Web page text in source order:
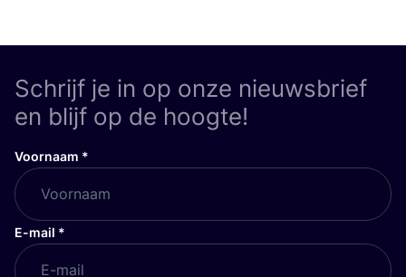
Schrijf je in op onze nieuwsbrief
en blijf op de hoogte!
Voornaam *
E-mail *